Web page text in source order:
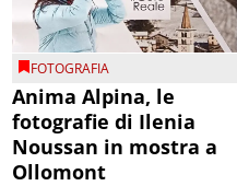
FOTOGRAFIA
Anima Alpina, le
fotografie di Ilenia
Noussan in mostra a
Ollomont